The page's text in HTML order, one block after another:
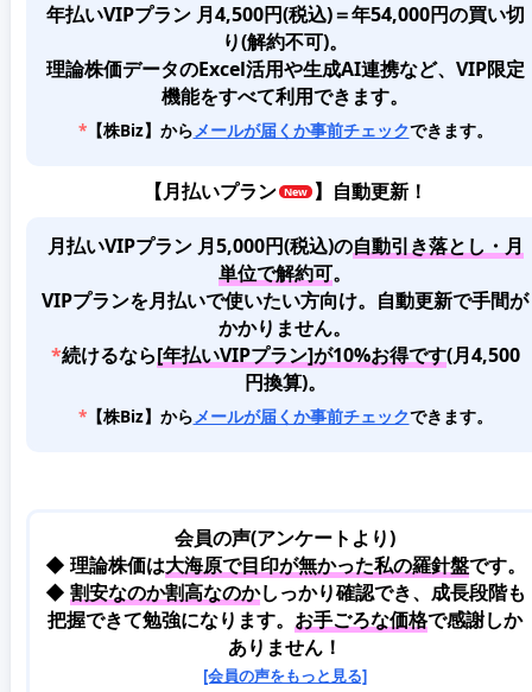
年払いVIPプラン 月4,500円(税込)＝年54,000円の買い切
り(解約不可)。
理論株価データのExcel活用や生成AI連携など、VIP限定
機能をすべて利用できます。
*【株Biz】からメールが届くか事前チェックできます。
【月払いプラン 】自動更新！
月払いVIPプラン 月5,000円(税込)の自動引き落とし・月
単位で解約可。
VIPプランを月払いで使いたい方向け。自動更新で手間が
かかりません。
*続けるなら[年払いVIPプラン]が10%お得です(月4,500
円換算)。
*【株Biz】からメールが届くか事前チェックできます。
会員の声(アンケートより)
◆ 理論株価は大海原で目印が無かった私の羅針盤です。
◆ 割安なのか割高なのかしっかり確認でき、成長段階も
把握できて勉強になります。 お手ごろな価格で感謝しか
ありません！
[会員の声をもっと見る]